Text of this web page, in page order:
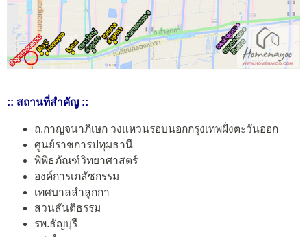
:: สถานที่สำคัญ ::
ถ.กาญจนาภิเษก วงแหวนรอบนอกกรุงเทพฝั่งตะวันออก
ศูนย์ราชการปทุมธานี
พิพิธภัณฑ์วิทยาศาสตร์
องค์การเภสัชกรรม
เทศบาลลำลูกกา
สวนสันติธรรม
รพ.ธัญบุรี